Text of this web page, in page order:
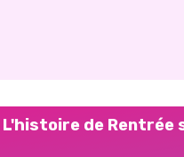
L'histoire de Rentrée